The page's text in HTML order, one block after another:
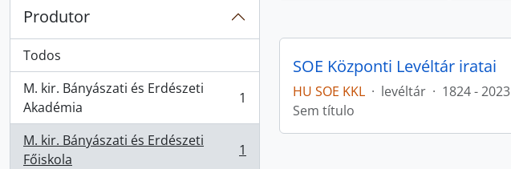
Produtor
Todos
M. kir. Bányászati és Erdészeti
Akadémia
, 1 resultados 1
M. kir. Bányászati és Erdészeti
Főiskola
, 1 resultados 1
SOE Központi Levéltár iratai
HU SOE KKL · levéltár · 1824 - 2023
Sem título